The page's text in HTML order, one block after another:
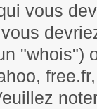
vous
"whois")